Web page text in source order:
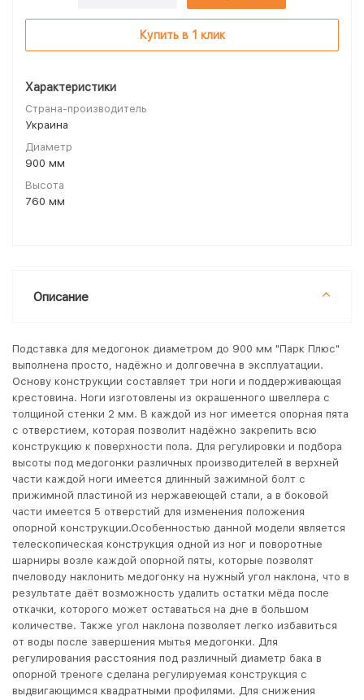
Характеристики
Страна-производитель
Украина
Диаметр
900 мм
Высота
760 мм
Купить в 1 клик
Описание
Подставка для медогонок диаметром до 900 мм "Парк Плюс"
выполнена просто, надёжно и долговечна в эксплуатации.
Основу конструкции составляет три ноги и поддерживающая
крестовина. Ноги изготовлены из окрашенного швеллера с
толщиной стенки 2 мм. В каждой из ног имеется опорная пята
с отверстием, которая позволит надёжно закрепить всю
конструкцию к поверхности пола. Для регулировки и подбора
высоты под медогонки различных производителей в верхней
части каждой ноги имеется длинный зажимной болт с
прижимной пластиной из нержавеющей стали, а в боковой
части имеется 5 отверстий для изменения положения
опорной конструкции.Особенностью данной модели является
телескопическая конструкция одной из ног и поворотные
шарниры возле каждой опорной пяты, которые позволят
пчеловоду наклонить медогонку на нужный угол наклона, что в
результате даёт возможность удалить остатки мёда после
откачки, которого может оставаться на дне в большом
количестве. Также угол наклона позволяет легко избавиться
от воды после завершения мытья медогонки. Для
регулирования расстояния под различный диаметр бака в
опорной треноге сделана регулируемая конструкция с
выдвигающимся квадратными профилями. Для снижения